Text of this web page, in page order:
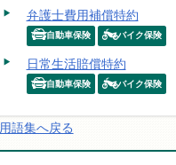
弁護士費用補償特約
自動車保険 バイク保険
日常生活賠償特約
自動車保険 バイク保険
用語集へ戻る